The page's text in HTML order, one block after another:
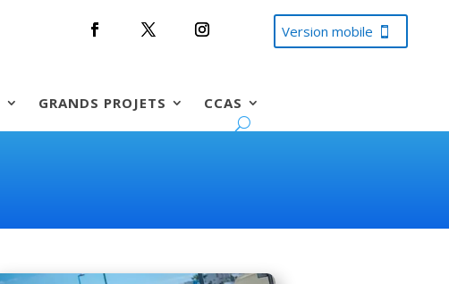
Version mobile
GRANDS PROJETS CCAS